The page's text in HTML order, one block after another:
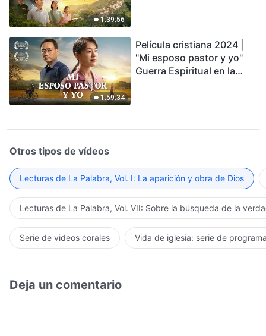
1:39:56
1:59:34
Película cristiana 2024 |
"Mi esposo pastor y yo"
Guerra Espiritual en la
Otros tipos de vídeos
Lecturas de La Palabra, Vol. I: La aparición y obra de Dios
Lecturas de La Palabra, Vol. VII: Sobre la búsqueda de la
Serie de videos corales Vida de iglesia: serie de
Deja un comentario